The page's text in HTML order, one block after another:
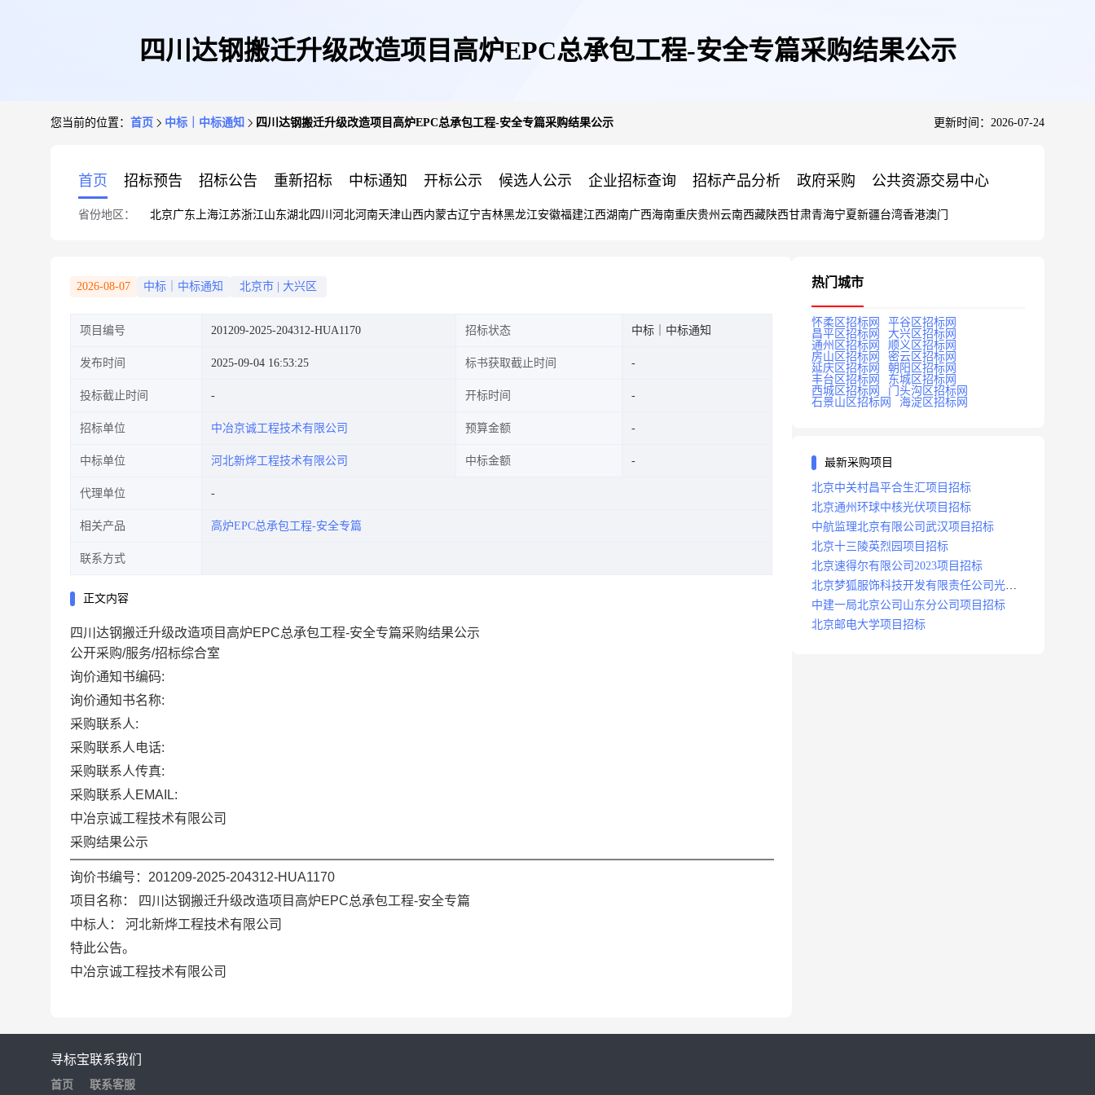
四川达钢搬迁升级改造项目高炉EPC总承包工程-安全专篇采购结果公示
您当前的位置： 首页 中标｜中标通知 四川达钢搬迁升级改造项目高炉EPC总承包工程-安全专篇采购结果公示 更新时间：2026-07-24
首页 招标预告 招标公告 重新招标 中标通知 开标公示 候选人公示 企业招标查询 招标产品分析 政府采购 公共资源交易中心
省份地区： 北京广东 上海江苏浙江山东湖北四川 河北河南天津山西内蒙古辽宁吉林黑龙江安徽福建江西湖南广西海南重庆贵州 云南西藏陕西甘肃青海宁夏新疆台湾香港澳门
2026-08-07 中标｜中标通知 北京市 大兴区
项目编号 201209-2025-204312-HUA1170 招标状态 中标｜中标通知
发布时间 2025-09-04 16:53:25 标书获取截止时间
投标截止时间 开标时间
招标单位 中冶京诚工程技术有限公司 预算金额
中标单位 河北新烨工程技术有限公司 中标金额
代理单位
相关产品 高炉EPC总承包工程-安全专篇
联系方式
正文内容
四川达钢搬迁升级改造项目高炉EPC总承包工程-安全专篇采购结果公示
公开采购/服务/招标综合室
询价通知书编码:
询价通知书名称:
采购联系人:
采购联系人电话:
采购联系人传真:
采购联系人EMAIL:
中冶京诚工程技术有限公司
采购结果公示
询价书编号：201209-2025-204312-HUA1170
项目名称：
四川达钢搬迁升级改造项目高炉EPC总承包工程-安全专篇
中标人：
河北新烨工程技术有限公司
特此公告。
中冶京诚工程技术有限公司
热门城市
怀柔区招标网
平谷区招标网
昌平区招标网
大兴区招标网
通州区招标网
顺义区招标网
房山区招标网
密云区招标网
延庆区招标网
朝阳区招标网
丰台区招标网
东城区招标网
西城区招标网
门头沟区招标网
石景山区招标网
海淀区招标网
最新采购项目
北京中关村昌平合生汇项目招标
北京通州环球中核光伏项目招标
中航监理北京有限公司武汉项目招标
北京十三陵英烈园项目招标
北京速得尔有限公司2023项目招标
北京梦狐服饰科技开发有限责任公司光绿
能项目招标公告
中建一局北京公司山东分公司项目招标
北京邮电大学项目招标
寻标宝
首页
联系我们
联系客服